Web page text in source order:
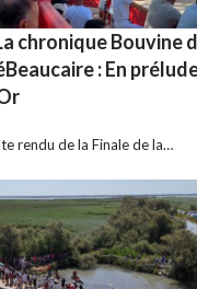
chronique Bouvine
: En
rendu de la Finale de la…